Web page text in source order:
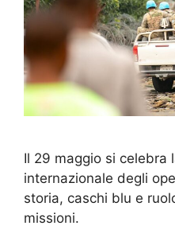
Il 29 maggio si celebra
internazionale degli
storia, caschi blu e
missioni.